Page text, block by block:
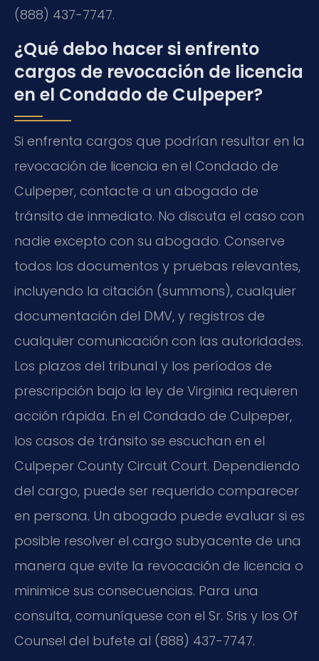
(888) 437-7747.
¿Qué debo hacer si enfrento
cargos de revocación de licencia
en el Condado de Culpeper?
Si enfrenta cargos que podrían resultar en la
revocación de licencia en el Condado de
Culpeper, contacte a un abogado de
tránsito de inmediato. No discuta el caso con
nadie excepto con su abogado. Conserve
todos los documentos y pruebas relevantes,
incluyendo la citación (summons), cualquier
documentación del DMV, y registros de
cualquier comunicación con las autoridades.
Los plazos del tribunal y los períodos de
prescripción bajo la ley de Virginia requieren
acción rápida. En el Condado de Culpeper,
los casos de tránsito se escuchan en el
Culpeper County Circuit Court. Dependiendo
del cargo, puede ser requerido comparecer
en persona. Un abogado puede evaluar si es
posible resolver el cargo subyacente de una
manera que evite la revocación de licencia o
minimice sus consecuencias. Para una
consulta, comuníquese con el Sr. Sris y los Of
Counsel del bufete al (888) 437-7747.